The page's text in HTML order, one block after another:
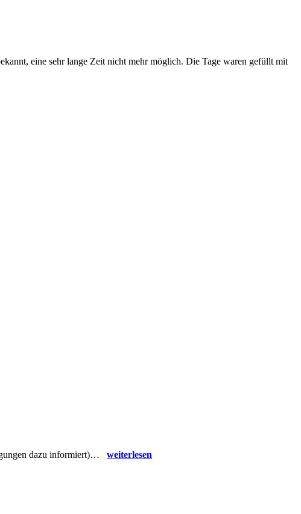
eine sehr lange Zeit nicht mehr möglich. Die Tage waren gefüllt mit
dazu informiert)… weiterlesen